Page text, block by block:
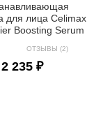
для лица Celimax
Boosting Serum
ОТЗЫВЫ (2)
2 235 ₽